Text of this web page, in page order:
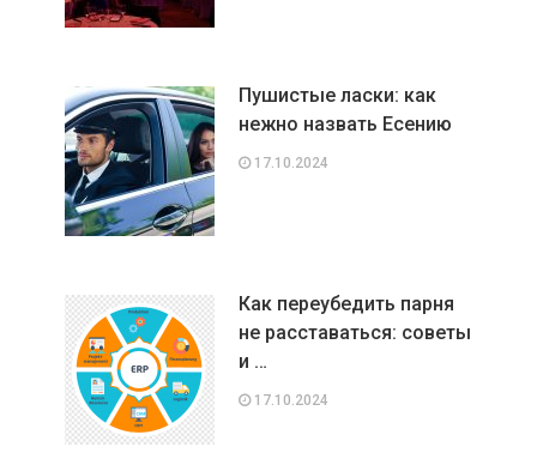
Пушистые ласки: как
нежно назвать Есению
17.10.2024
Как переубедить парня
не расставаться: советы
и …
17.10.2024